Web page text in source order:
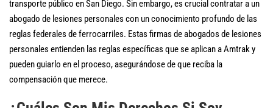
transporte público en San Diego. Sin embargo, es crucial contratar a un
abogado de lesiones personales con un conocimiento profundo de las
reglas federales de ferrocarriles. Estas firmas de abogados de lesiones
personales entienden las reglas específicas que se aplican a Amtrak y
pueden guiarlo en el proceso, asegurándose de que reciba la
compensación que merece.